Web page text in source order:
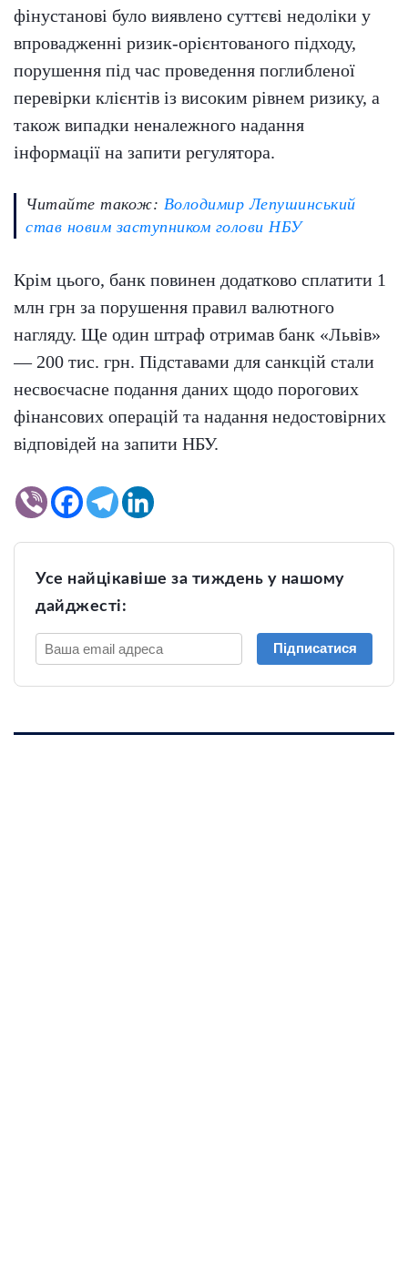
фінустанові було виявлено суттєві недоліки у
впровадженні ризик-орієнтованого підходу,
порушення під час проведення поглибленої
перевірки клієнтів із високим рівнем ризику, а
також випадки неналежного надання
інформації на запити регулятора.
Читайте також: Володимир Лепушинський
став новим заступником голови НБУ
Крім цього, банк повинен додатково сплатити 1
млн грн за порушення правил валютного
нагляду. Ще один штраф отримав банк «Львів»
— 200 тис. грн. Підставами для санкцій стали
несвоєчасне подання даних щодо порогових
фінансових операцій та надання недостовірних
відповідей на запити НБУ.
Усе найцікавіше за тиждень у нашому
дайджесті:
Підписатися